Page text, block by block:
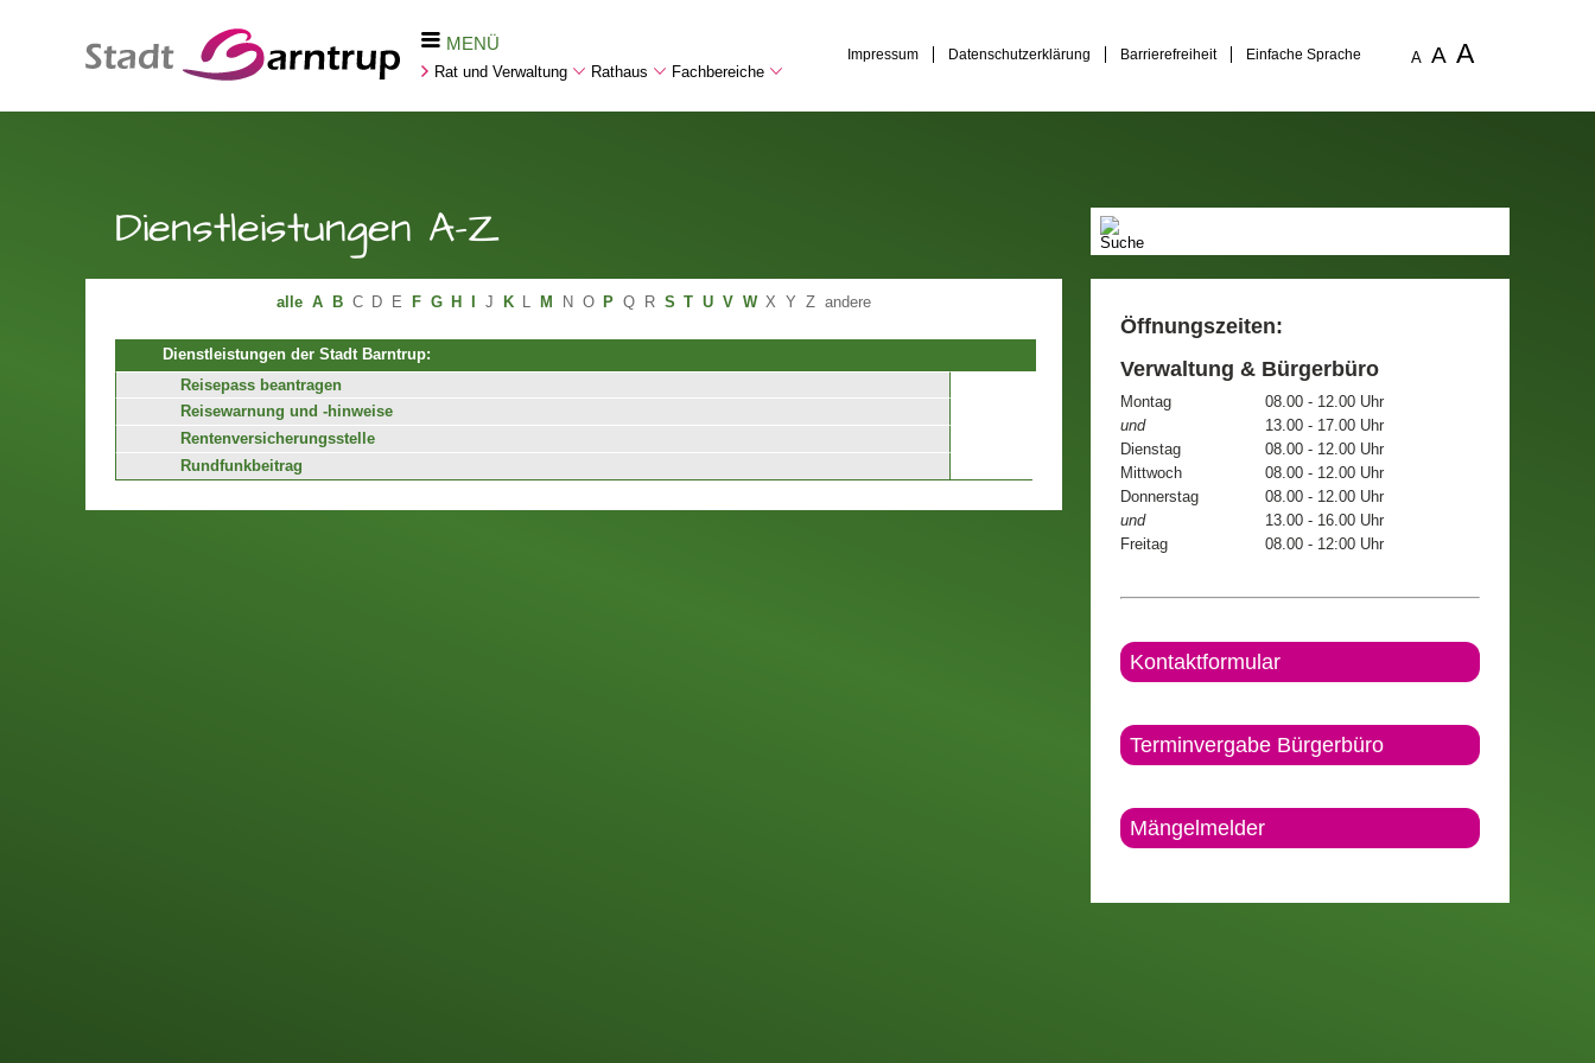
MENÜ
Rat und Verwaltung Rathaus Fachbereiche
Impressum Datenschutzerklärung Barrierefreiheit Einfache Sprache A A A
Dienstleistungen A-Z
alle A B C D E F G H J K M N O P Q R S T U V W X Y Z andere
Dienstleistungen der Stadt Barntrup:
Reisepass beantragen
Reisewarnung und -hinweise
Rentenversicherungsstelle
Rundfunkbeitrag
Öffnungszeiten:
Verwaltung & Bürgerbüro
Montag
08.00 - 12.00 Uhr
und
13.00 - 17.00 Uhr
Dienstag
08.00 - 12.00 Uhr
Mittwoch
08.00 - 12.00 Uhr
Donnerstag
08.00 - 12.00 Uhr
und
13.00 - 16.00 Uhr
Freitag
08.00 - 12:00 Uhr
Kontaktformular
Terminvergabe Bürgerbüro
Mängelmelder